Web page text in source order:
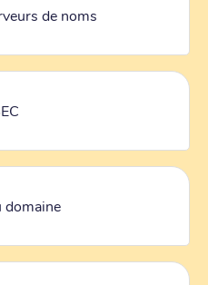
de noms
domaine